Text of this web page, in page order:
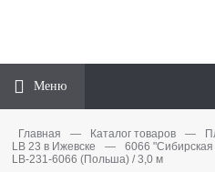
Меню
Главная — Каталог товаров —
LB 23 в Ижевске
—
6066
LB-231-6066 (Польша) / 3,0 м